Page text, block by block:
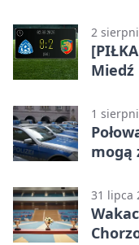
2
Miedź
1
mogą
31 lipca